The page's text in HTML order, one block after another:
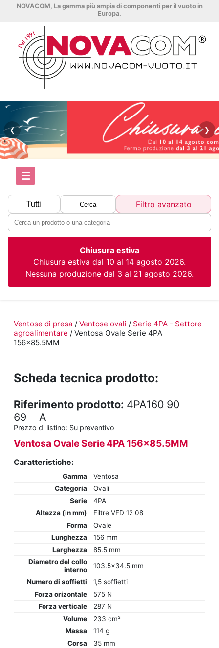
NOVACOM, La gamma più ampia di componenti per il vuoto in
Europa.
❮ ❯
☰
Tutti Cerca Filtro avanzato
Chiusura estiva
Chiusura estiva dal 10 al 14 agosto 2026.
Nessuna produzione dal 3 al 21 agosto 2026.
Ventose di presa / Ventose ovali / Serie 4PA - Settore
agroalimentare / Ventosa Ovale Serie 4PA
156x85.5MM
Scheda tecnica prodotto:
Riferimento prodotto: 4PA160 90
69-- A
Prezzo di listino: Su preventivo
Ventosa Ovale Serie 4PA 156x85.5MM
Caratteristiche:
Gamma
Ventosa
Categoria
Ovali
Serie
4PA
Altezza (in mm)
Filtre VFD 12 08
Forma
Ovale
Lunghezza
156 mm
Larghezza
85.5 mm
Diametro del collo
interno
103.5x34.5 mm
Numero di soffietti
1,5 soffietti
Forza orizontale
575 N
Forza verticale
287 N
Volume
233 cm³
Massa
114 g
Corsa
35 mm